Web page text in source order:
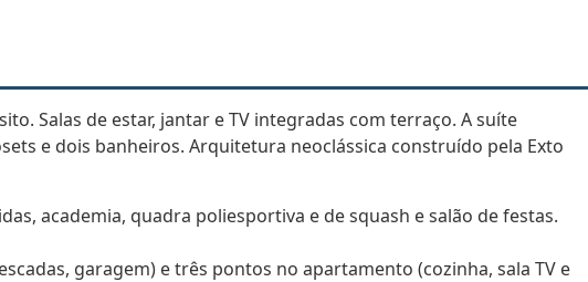
Salas de estar, jantar e TV integradas com terraço. A suíte
e dois banheiros. Arquitetura neoclássica construído pela Exto
academia, quadra poliesportiva e de squash e salão de festas.
garagem) e três pontos no apartamento (cozinha, sala TV e